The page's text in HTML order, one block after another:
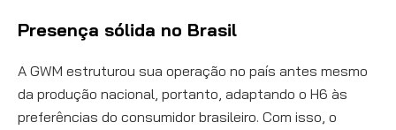
Presença sólida no Brasil
A GWM estruturou sua operação no país antes mesmo
da produção nacional, portanto, adaptando o H6 às
preferências do consumidor brasileiro. Com isso, o